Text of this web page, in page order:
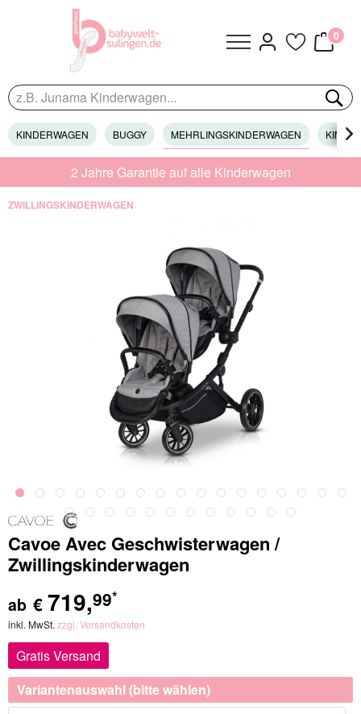
0
KINDERWAGEN BUGGY MEHRLINGSKINDERWAGEN 
2 Jahre Garantie auf alle Kinderwagen
ZWILLINGSKINDERWAGEN
Cavoe Avec Geschwisterwagen /
Zwillingskinderwagen
ab € 719,99*
inkl. MwSt. zzgl. Versandkosten
Gratis Versand
Variantenauswahl (bitte wählen)